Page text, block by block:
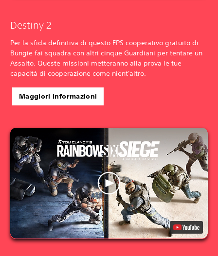
Destiny 2
Per la sfida definitiva di questo FPS cooperativo gratuito di
Bungie fai squadra con altri cinque Guardiani per tentare un
Assalto. Queste missioni metteranno alla prova le tue
capacità di cooperazione come nient'altro.
Maggiori informazioni